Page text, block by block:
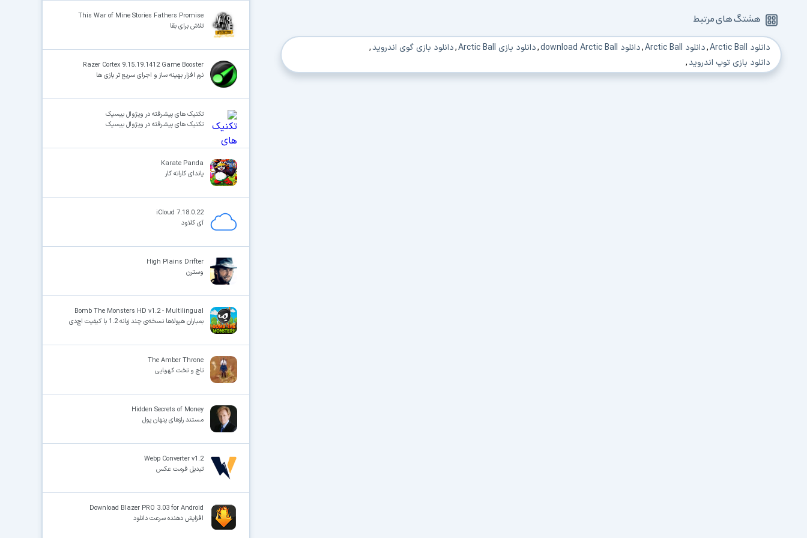
هشتگ های مرتبط
دانلود Arctic Ball ,دانلود Arctic Ball ,دانلود download Arctic Ball ,دانلود بازی Arctic Ball ,دانلود بازی گوی اندروید,
دانلود بازی توپ اندروید,
This War of Mine Stories Fathers Promise
تلاش برای بقا
Razer Cortex 9.15.19.1412 Game Booster
نرم افزار بهینه ساز و اجرای سریع تر بازی ها
تکنیک های پیشرفته در ویژوال بیسیک
تکنیک های پیشرفته در ویژوال بیسیک
Karate Panda
پاندای کاراته کار
iCloud 7.18.0.22
آی کلاود
High Plains Drifter
وسترن
Bomb The Monsters HD v1.2 - Multilingual
بمباران هیولاها نسخه‌ی چند زبانه 1.2 با کیفیت اچ‌دی
The Amber Throne
تاج و تخت کهربایی
Hidden Secrets of Money
مستند رازهای پنهان پول
Webp Converter v1.2
تبدیل فرمت عکس
Download Blazer PRO 3.03 for Android
افزایش دهنده سرعت دانلود